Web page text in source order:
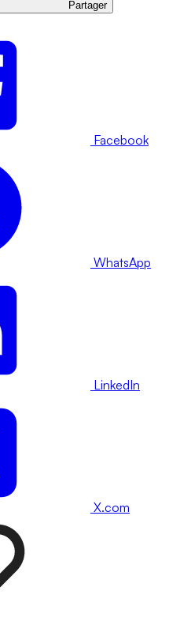
Partager
Facebook
WhatsApp
LinkedIn
X.com